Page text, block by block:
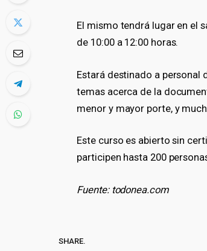
El mismo tendrá lugar en el
de 10:00 a 12:00 horas.
Estará destinado a personal
temas acerca de la
menor y mayor porte, y
Este curso es abierto sin
participen hasta 200
Fuente: todonea.com
SHARE.